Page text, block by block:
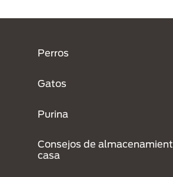
Perros
Gatos
Purina
Consejos de
casa